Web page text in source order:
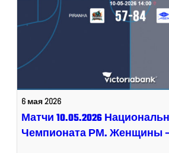
6 мая 2026
Матчи 10.05.2026
Чемпионата РМ. Женщины